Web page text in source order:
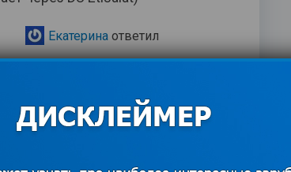
Екатеринаответил